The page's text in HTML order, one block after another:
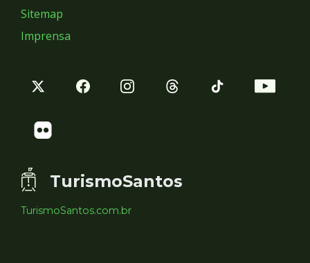
Sitemap
Imprensa
TurismoSantos
TurismoSantos.com.br